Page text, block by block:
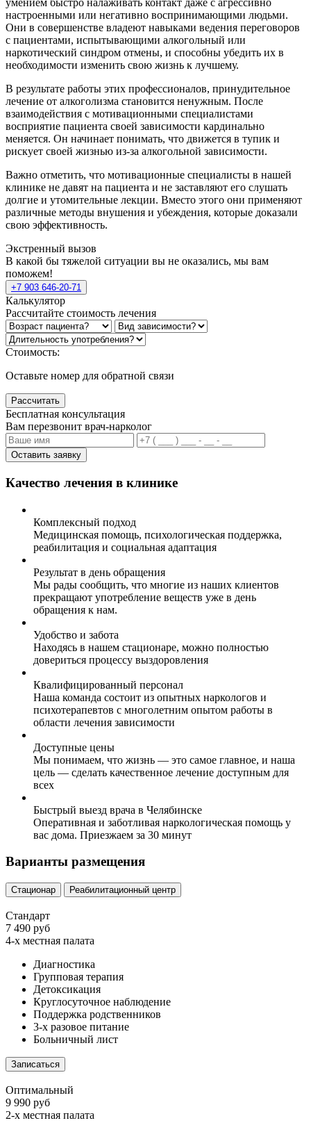
умением быстро налаживать контакт даже с агрессивно
настроенными или негативно воспринимающими людьми.
Они в совершенстве владеют навыками ведения переговоров
с пациентами, испытывающими алкогольный или
наркотический синдром отмены, и способны убедить их в
необходимости изменить свою жизнь к лучшему.
В результате работы этих профессионалов, принудительное
лечение от алкоголизма становится ненужным. После
взаимодействия с мотивационными специалистами
восприятие пациента своей зависимости кардинально
меняется. Он начинает понимать, что движется в тупик и
рискует своей жизнью из-за алкогольной зависимости.
Важно отметить, что мотивационные специалисты в нашей
клинике не давят на пациента и не заставляют его слушать
долгие и утомительные лекции. Вместо этого они применяют
различные методы внушения и убеждения, которые доказали
свою эффективность.
Экстренный вызов
В какой бы тяжелой ситуации вы не оказались, мы вам
поможем!
+7 903 646-20-71
Калькулятор
Рассчитайте стоимость лечения
Стоимость:
Оставьте номер для обратной связи
Рассчитать
Бесплатная консультация
Вам перезвонит врач-нарколог
Оставить заявку
Качество лечения в клинике
Комплексный подход
Медицинская помощь, психологическая поддержка,
реабилитация и социальная адаптация
Результат в день обращения
Мы рады сообщить, что многие из наших клиентов
прекращают употребление веществ уже в день
обращения к нам.
Удобство и забота
Находясь в нашем стационаре, можно полностью
довериться процессу выздоровления
Квалифицированный персонал
Наша команда состоит из опытных наркологов и
психотерапевтов с многолетним опытом работы в
области лечения зависимости
Доступные цены
Мы понимаем, что жизнь — это самое главное, и наша
цель — сделать качественное лечение доступным для
всех
Быстрый выезд врача в Челябинске
Оперативная и заботливая наркологическая помощь у
вас дома. Приезжаем за 30 минут
Варианты размещения
Стационар Реабилитационный центр
Стандарт
7 490 руб
4-х местная палата
Диагностика
Групповая терапия
Детоксикация
Круглосуточное наблюдение
Поддержка родственников
3-х разовое питание
Больничный лист
Записаться
Оптимальный
9 990 руб
2-х местная палата